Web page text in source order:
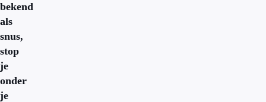
bekend
als
snus,
stop
je
onder
je